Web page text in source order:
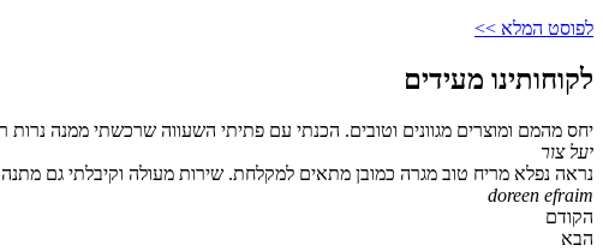
לפוסט המלא >>
לקוחותינו מעידים
יחס מהמם ומוצרים מגוונים וטובים. הכנתי עם פתיתי השעווה שרכשתי ממנה
יעל צור
נראה נפלא מריח טוב מגרה כמובן מתאים למקלחת. שירות מעולה וקיבלתי גם מתנה
doreen efraim
הקודם
הבא